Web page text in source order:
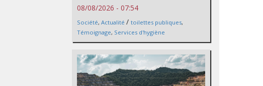
08/08/2026 - 07:54
Société, Actualité / toilettes publiques,
Témoignage, Services d'hygiène